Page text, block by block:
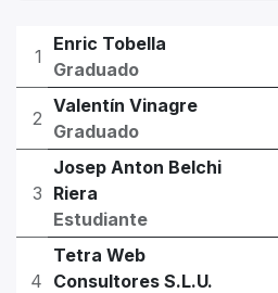
1
Enric Tobella
Graduado
2
Valentín Vinagre
Graduado
3
Josep Anton Belchi
Riera
Estudiante
4
Tetra Web
Consultores S.L.U.